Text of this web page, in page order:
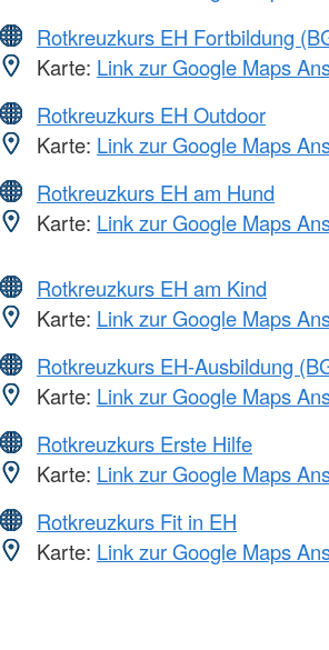
Rotkreuzkurs EH Fortbildung
Karte: Link zur Google Maps
Rotkreuzkurs EH Outdoor
Karte: Link zur Google Maps
Rotkreuzkurs EH am Hund
Karte: Link zur Google Maps
Rotkreuzkurs EH am Kind
Karte: Link zur Google Maps
Rotkreuzkurs EH-Ausbildung
Karte: Link zur Google Maps
Rotkreuzkurs Erste Hilfe
Karte: Link zur Google Maps
Rotkreuzkurs Fit in EH
Karte: Link zur Google Maps